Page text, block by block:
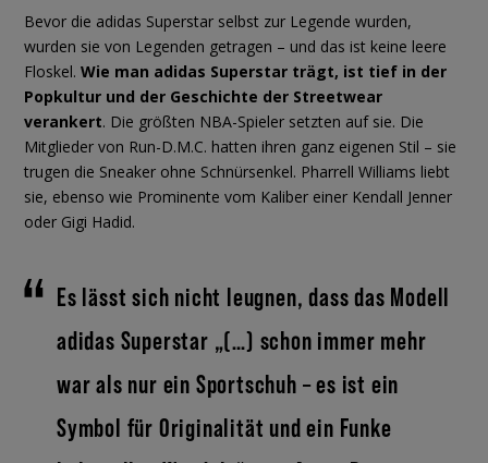
Bevor die adidas Superstar selbst zur Legende wurden,
wurden sie von Legenden getragen – und das ist keine leere
Floskel. Wie man adidas Superstar trägt, ist tief in der
Popkultur und der Geschichte der Streetwear
verankert. Die größten NBA-Spieler setzten auf sie. Die
Mitglieder von Run-D.M.C. hatten ihren ganz eigenen Stil – sie
trugen die Sneaker ohne Schnürsenkel. Pharrell Williams liebt
sie, ebenso wie Prominente vom Kaliber einer Kendall Jenner
oder Gigi Hadid.
Es lässt sich nicht leugnen, dass das Modell
adidas Superstar „(…) schon immer mehr
war als nur ein Sportschuh – es ist ein
Symbol für Originalität und ein Funke